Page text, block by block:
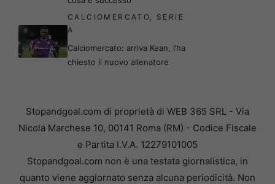
CALCIOMERCATO
SERIE
A
Calciomercato: arriva Kean, l’ha
chiesto il nuovo allenatore
Stopandgoal.com di proprietà di WEB 365 SRL - Via
Nicola Marchese 10, 00141 Roma (RM) - Codice Fiscale
e Partita I.V.A. 12279101005
Stopandgoal.com non è una testata giornalistica, in
quanto viene aggiornato senza alcuna periodicità. Non